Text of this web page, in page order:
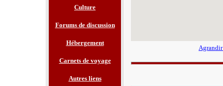
Culture
Forums de discussion
Hébergement
Carnets de voyage
Autres liens